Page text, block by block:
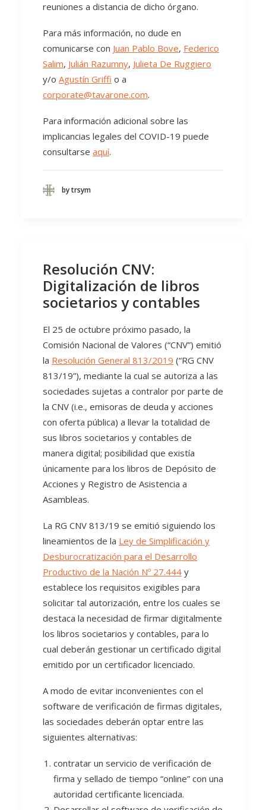
reuniones a distancia de dicho órgano.
Para más información, no dude en
comunicarse con Juan Pablo Bove, Federico
Salim, Julián Razumny, Julieta De Ruggiero
y/o Agustín Griffi o a
corporate@tavarone.com.
Para información adicional sobre las
implicancias legales del COVID-19 puede
consultarse aquí.
by trsym
Resolución CNV:
Digitalización de libros
societarios y contables
El 25 de octubre próximo pasado, la
Comisión Nacional de Valores (“CNV”) emitió
la Resolución General 813/2019 (“RG CNV
813/19”), mediante la cual se autoriza a las
sociedades sujetas a contralor por parte de
la CNV (i.e., emisoras de deuda y acciones
con oferta pública) a llevar la totalidad de
sus libros societarios y contables de
manera digital; posibilidad que existía
únicamente para los libros de Depósito de
Acciones y Registro de Asistencia a
Asambleas.
La RG CNV 813/19 se emitió siguiendo los
lineamientos de la Ley de Simplificación y
Desburocratización para el Desarrollo
Productivo de la Nación Nº 27.444 y
establece los requisitos exigibles para
solicitar tal autorización, entre los cuales se
destaca la necesidad de firmar digitalmente
los libros societarios y contables, para lo
cual deberán gestionar un certificado digital
emitido por un certificador licenciado.
A modo de evitar inconvenientes con el
software de verificación de firmas digitales,
las sociedades deberán optar entre las
siguientes alternativas:
contratar un servicio de verificación de
firma y sellado de tiempo “online” con una
autoridad certificante licenciada.